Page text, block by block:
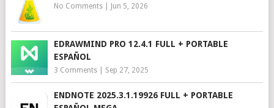
No Comments| Jun 5, 2026
EDRAWMIND PRO 12.4.1 FULL + PORTABLE
ESPAÑOL
3 Comments| Sep 27, 2025
ENDNOTE 2025.3.1.19926 FULL + PORTABLE